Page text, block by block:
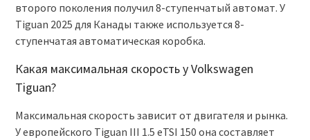
второго поколения получил 8-ступенчатый автомат. У
Tiguan 2025 для Канады также используется 8-
ступенчатая автоматическая коробка.
Какая максимальная скорость у Volkswagen
Tiguan?
Максимальная скорость зависит от двигателя и рынка.
У европейского Tiguan III 1.5 eTSI 150 она составляет